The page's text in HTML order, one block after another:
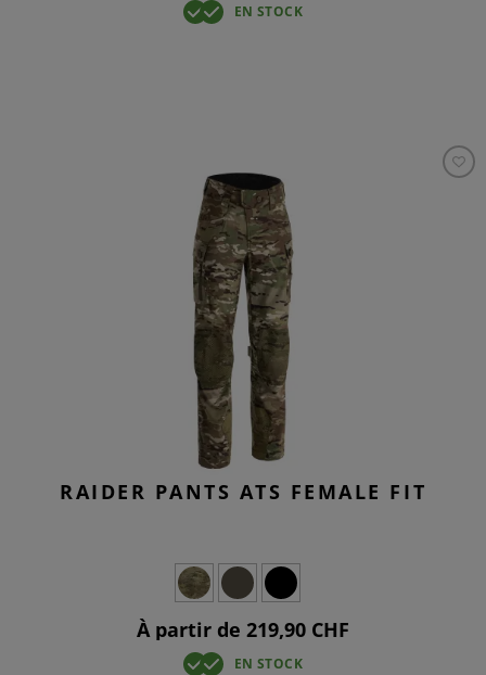
EN STOCK
RAIDER PANTS ATS FEMALE FIT
À partir de 219,90 CHF
EN STOCK